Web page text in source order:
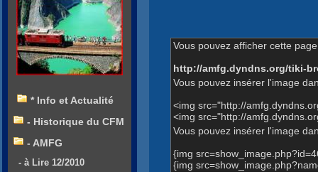
Vous pouvez afficher cette
http://amfg.dyndns.org/tiki-
Vous pouvez insérer l'image
<img src="http://
<img src="http://
Vous pouvez insérer l'image
{img
{img
* Info et Actualité
- Historique du CFM
- AMFG
- à Lire 12/2010